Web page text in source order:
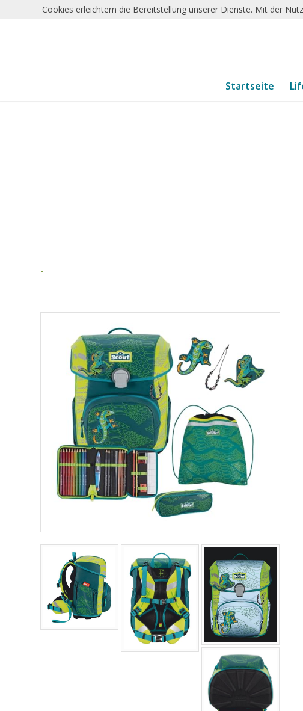
Startseite
Cookies erleichtern die Bereitstellung unserer Dienste. Mit der